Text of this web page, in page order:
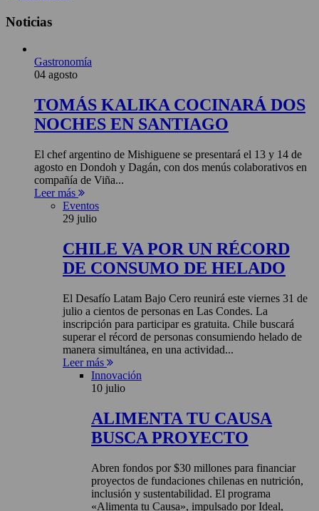
Noticias
Gastronomía
04 agosto
TOMÁS KALIKA COCINARÁ DOS
NOCHES EN SANTIAGO
El chef argentino de Mishiguene se presentará el 13 y 14 de
agosto en Dondoh y Dagán, con dos menús colaborativos en
compañía de Viña...
Leer más
Eventos
29 julio
CHILE VA POR UN RÉCORD
DE CONSUMO DE HELADO
El Desafío Latam Bajo Cero reunirá este viernes 31 de
julio a cientos de personas en Las Condes. La
inscripción para participar es gratuita. Chile buscará
superar el récord de personas consumiendo helado de
manera simultánea, en una actividad...
Leer más
Innovación
10 julio
ALIMENTA TU CAUSA
BUSCA PROYECTO
Abren fondos por $30 millones para financiar
proyectos de fundaciones chilenas en nutrición,
inclusión y sustentabilidad. El programa
«Alimenta tu Causa», impulsado por Ideal,